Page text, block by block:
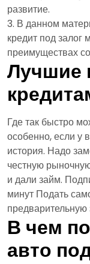
развитие.
В данном
кредит под
преимуществах
Лучшие
Где так быстро
особенно, если у
история. Надо
честную
и дали займ.
минут Подать
предварительную
В чем
авто